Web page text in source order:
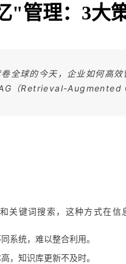
"管理：3大
全球的今天，企业如何高
（Retrieval-Augmented
关键词搜索，这种方式在信
系统，难以整合利用。
，知识库更新不及时。